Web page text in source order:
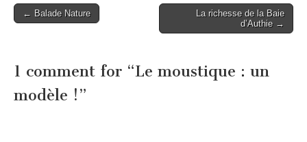
Post
← Balade Nature
La richesse de la Baie
d’Authie →
1 comment for “Le moustique : un
modèle !”